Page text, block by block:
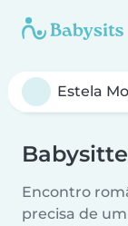
Encontro
precisa de